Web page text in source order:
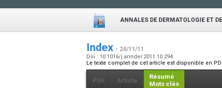
ANNALES DE DERMATOLOGIE ET
Index - 24/11/11
Doi : 10.1016/j.annder.2011.10.294
Le texte complet de cet article est disponible en
PDF Article
Résumé
Mots clés